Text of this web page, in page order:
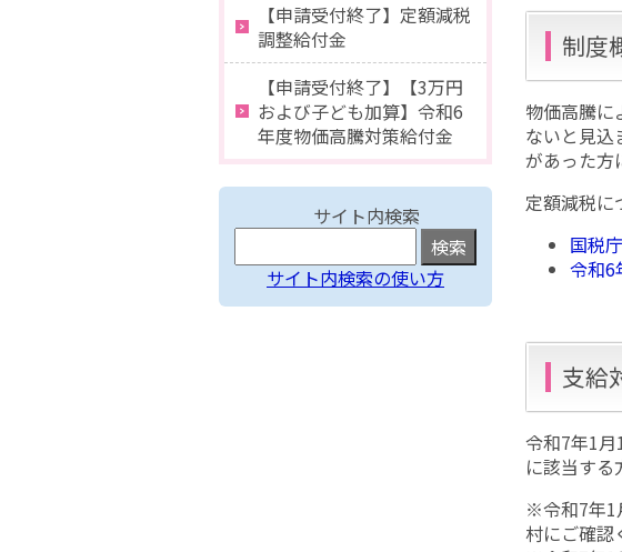
制度
物価高騰に
ないと見込
があった方
定額減税に
国税
令和6
支給
令和7年1月
に該当する
※令和7年1
村にご確認
【申請受付終了】定額減税
調整給付金
【申請受付終了】【3万円
および子ども加算】令和6
年度物価高騰対策給付金
サイト内検索
サイト内検索の使い方